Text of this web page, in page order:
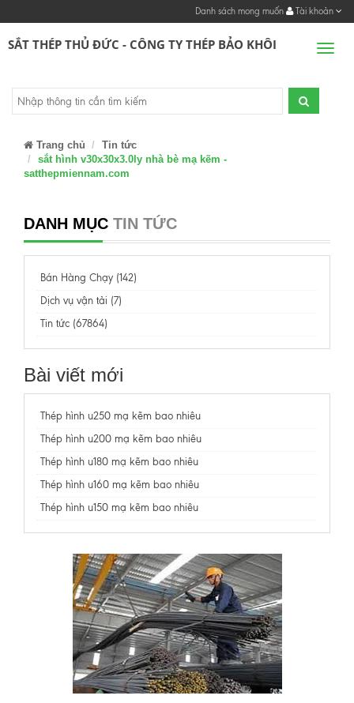
Danh sách mong muốn Tài khoản
SẮT THÉP THỦ ĐỨC - CÔNG TY THÉP BẢO KHÔI
Trang chủ
Tin tức
sắt hình v30x30x3.0ly nhà bè mạ kẽm -
satthepmiennam.com
DANH MỤC TIN TỨC
Bán Hàng Chạy (142)
Dịch vụ vận tải (7)
Tin tức (67864)
Bài viết mới
Thép hình u250 mạ kẽm bao nhiêu
Thép hình u200 mạ kẽm bao nhiêu
Thép hình u180 mạ kẽm bao nhiêu
Thép hình u160 mạ kẽm bao nhiêu
Thép hình u150 mạ kẽm bao nhiêu